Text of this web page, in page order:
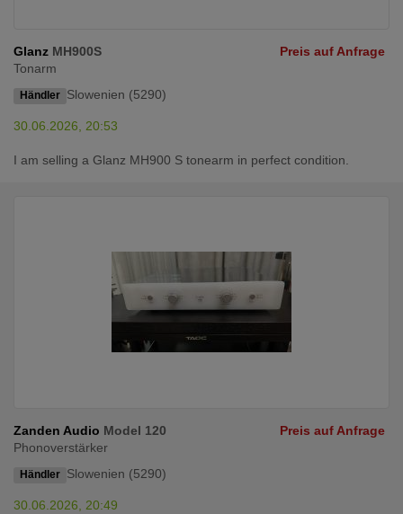
Glanz MH900S
Tonarm
Händler Slowenien (5290)
Preis auf Anfrage
30.06.2026, 20:53
I am selling a Glanz MH900 S tonearm in perfect condition.
Zanden Audio Model 120
Phonoverstärker
Händler Slowenien (5290)
Preis auf Anfrage
30.06.2026, 20:49